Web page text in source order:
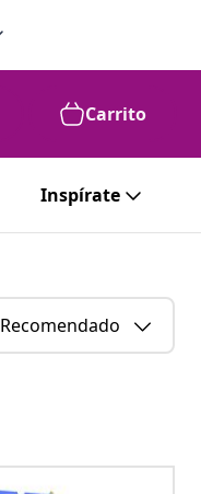
Carrito
Inspírate
Recomendado